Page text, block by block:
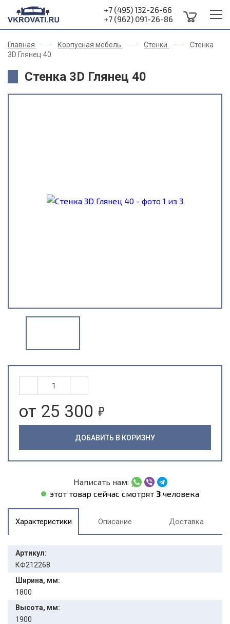
+7 (495) 132-26-66
+7 (962) 091-26-86
Главная Корпусная мебель Стенки
Стенка
3D Глянец 40
Стенка 3D Глянец 40
от 25 300 5
ДОБАВИТЬ В КОРИЗНУ
Написать нам:
этот товар сейчас смотрят 3 человека
Характеристики Описание Доставка
Артикул:
КФ212268
Ширина, мм:
1800
Высота, мм:
1900